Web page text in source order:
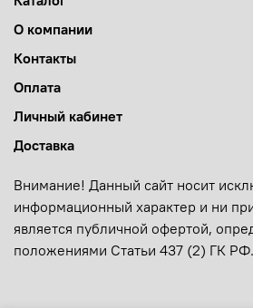
О компании
Контакты
Оплата
Личный кабинет
Доставка
Внимание! Данный сайт носит
информационный характер и ни
является публичной офертой,
положениями Статьи 437 (2) ГК РФ.